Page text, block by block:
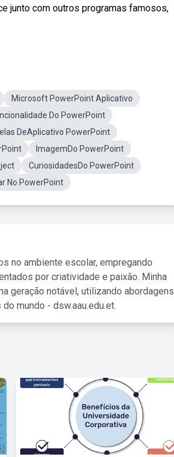
junto com outros programas famosos,
Microsoft PowerPoint Aplicativo
Do PowerPoint
DeAplicativo PowerPoint
ImagemDo PowerPoint
CuriosidadesDo PowerPoint
No PowerPoint
no ambiente escolar, empregando
por criatividade e paixão. Minha
geração notável, utilizando abordagens
mundo - dsw.aau.edu.et.